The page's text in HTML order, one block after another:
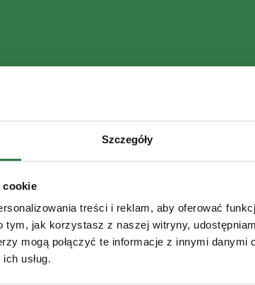
Szczegóły
cookie
treści i reklam, aby oferować
tym, jak korzystasz z naszej witryny,
mogą połączyć te informacje z innymi danymi
usług.